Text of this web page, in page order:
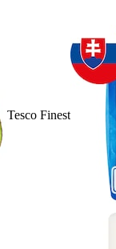
Tesco Finest